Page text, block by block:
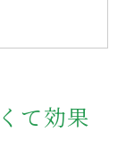
実力とは
毛体験談
て効果